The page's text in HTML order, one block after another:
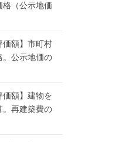
格（公示地価
価額】市町村
。公示地価の
価額】建物を
。再建築費の